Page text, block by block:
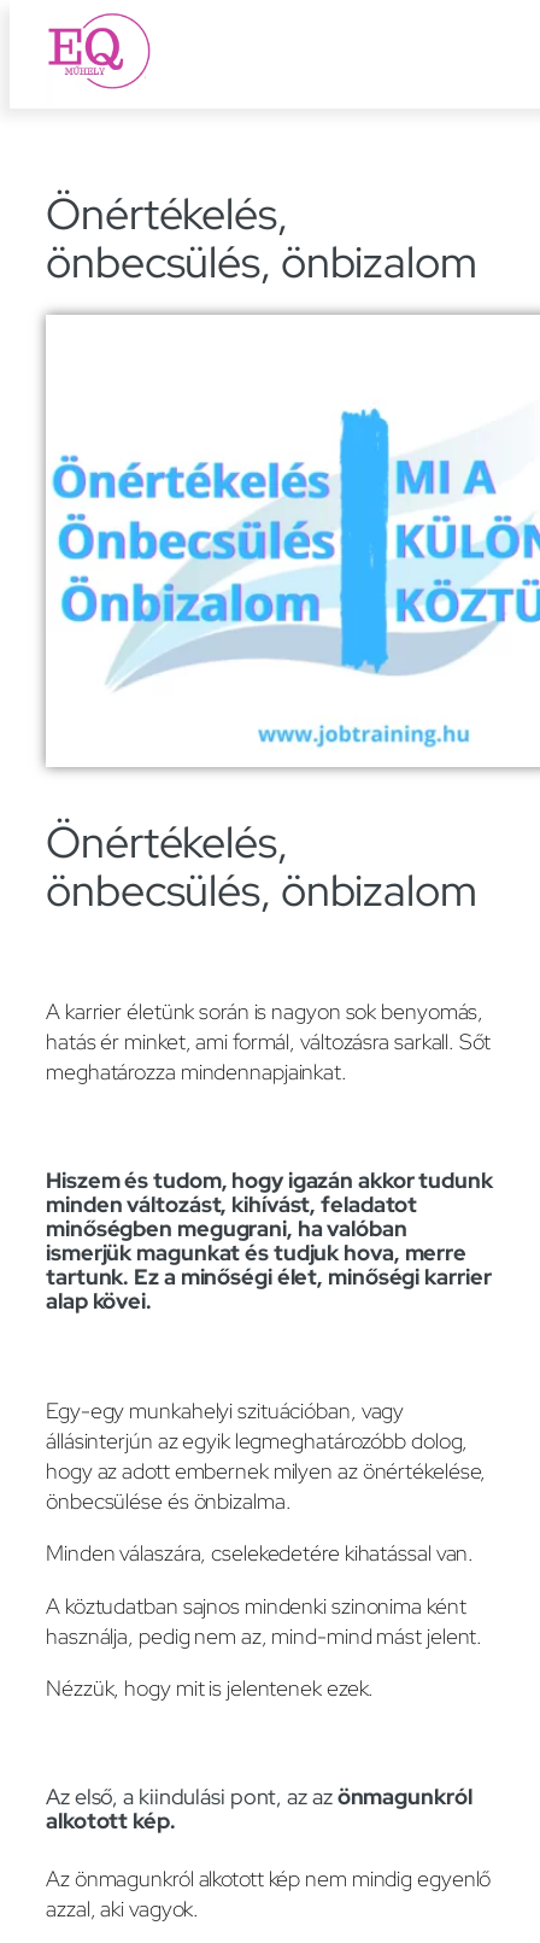
Ugrás
Önértékelés,
önbecsülés, önbizalom
Önértékelés,
önbecsülés, önbizalom
A karrier életünk során is nagyon sok benyomás,
hatás ér minket, ami formál, változásra sarkall. Sőt
meghatározza mindennapjainkat.
Hiszem és tudom, hogy igazán akkor tudunk
minden változást, kihívást, feladatot
minőségben megugrani, ha valóban
ismerjük magunkat és tudjuk hova, merre
tartunk. Ez a minőségi élet, minőségi karrier
alap kövei.
Egy-egy munkahelyi szituációban, vagy
állásinterjún az egyik legmeghatározóbb dolog,
hogy az adott embernek milyen az önértékelése,
önbecsülése és önbizalma.
Minden válaszára, cselekedetére kihatással van.
A köztudatban sajnos mindenki szinonima ként
használja, pedig nem az, mind-mind mást jelent.
Nézzük, hogy mit is jelentenek ezek.
Az első, a kiindulási pont, az azönmagunkról
alkotott kép.
Az önmagunkról alkotott kép nem mindig egyenlő
azzal, aki vagyok.